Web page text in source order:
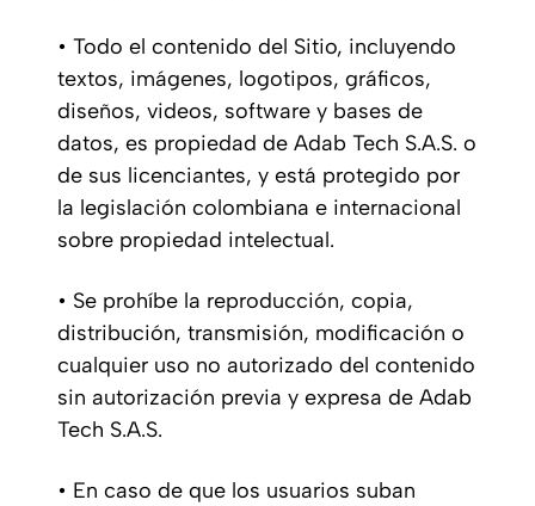
• Todo el contenido del Sitio, incluyendo
textos, imágenes, logotipos, gráficos,
diseños, videos, software y bases de
datos, es propiedad de Adab Tech S.A.S. o
de sus licenciantes, y está protegido por
la legislación colombiana e internacional
sobre propiedad intelectual.
• Se prohíbe la reproducción, copia,
distribución, transmisión, modificación o
cualquier uso no autorizado del contenido
sin autorización previa y expresa de Adab
Tech S.A.S.
• En caso de que los usuarios suban